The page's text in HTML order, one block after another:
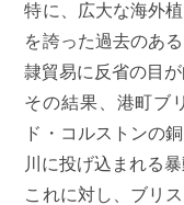
特に、広大な海外
を誇った過去のあ
隷貿易に反省の目が
その結果、港町ブ
ド・コルストンの
川に投げ込まれる
これに対し、ブリ